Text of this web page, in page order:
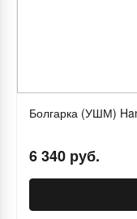
Болгарка (УШМ)
6 340 руб.